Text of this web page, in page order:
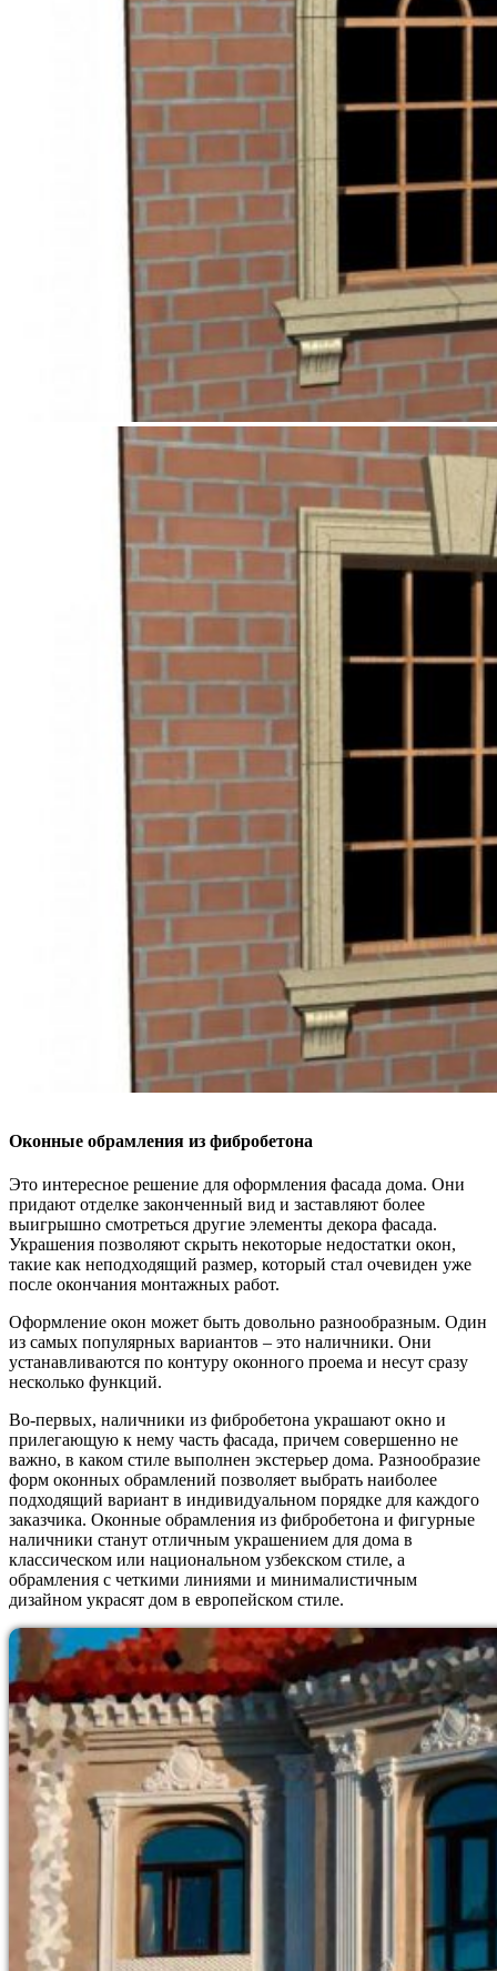
Оконные обрамления из фибробетона
Это интересное решение для оформления фасада дома. Они
придают отделке законченный вид и заставляют более
выигрышно смотреться другие элементы декора фасада.
Украшения позволяют скрыть некоторые недостатки окон,
такие как неподходящий размер, который стал очевиден уже
после окончания монтажных работ.
Оформление окон может быть довольно разнообразным. Один
из самых популярных вариантов – это наличники. Они
устанавливаются по контуру оконного проема и несут сразу
несколько функций.
Во-первых, наличники из фибробетона украшают окно и
прилегающую к нему часть фасада, причем совершенно не
важно, в каком стиле выполнен экстерьер дома. Разнообразие
форм оконных обрамлений позволяет выбрать наиболее
подходящий вариант в индивидуальном порядке для каждого
заказчика. Оконные обрамления из фибробетона и фигурные
наличники станут отличным украшением для дома в
классическом или национальном узбекском стиле, а
обрамления с четкими линиями и минималистичным
дизайном украсят дом в европейском стиле.